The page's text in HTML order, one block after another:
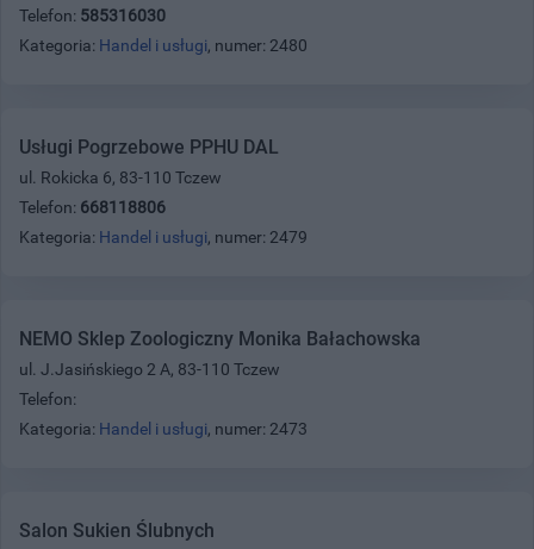
Telefon: 585316030
Kategoria: Handel i usługi, numer: 2480
Usługi Pogrzebowe PPHU DAL
ul. Rokicka 6, 83-110 Tczew
Telefon: 668118806
Kategoria: Handel i usługi, numer: 2479
NEMO Sklep Zoologiczny Monika Bałachowska
ul. J.Jasińskiego 2 A, 83-110 Tczew
Telefon:
Kategoria: Handel i usługi, numer: 2473
Salon Sukien Ślubnych